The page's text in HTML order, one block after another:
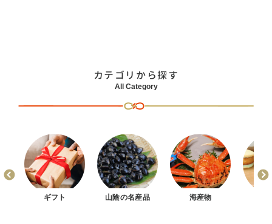
カテゴリから探す
All Category
ギフト 山陰の名産品 海産物